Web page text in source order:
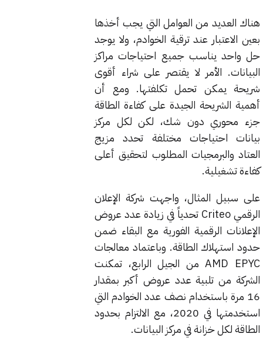
هناك العديد من العوامل التي يجب أخذها
بعين الاعتبار عند ترقية الخوادم، ولا يوجد
حل واحد يناسب جميع احتياجات مراكز
البيانات. الأمر لا يقتصر على شراء أقوى
شريحة يمكن تحمل تكلفتها. ومع أن
أهمية الشريحة الجيدة على كفاءة الطاقة
جزء محوري دون شك، لكن لكل مركز
بيانات احتياجات مختلفة تحدد مزيج
العتاد والبرمجيات المطلوب لتحقيق أعلى
كفاءة تشغيلية.
على سبيل المثال، واجهت شركة الإعلان
الرقمي Criteo تحدياً في زيادة عدد عروض
الإعلانات الرقمية الفورية مع البقاء ضمن
حدود استهلاك الطاقة. وباعتماد معالجات
AMD EPYC من الجيل الرابع، تمكنت
الشركة من تلبية عدد عروض أكبر بمقدار
16 مرة باستخدام نصف عدد الخوادم التي
استخدمتها في 2020، مع الالتزام بحدود
الطاقة لكل خزانة في مركز البيانات.